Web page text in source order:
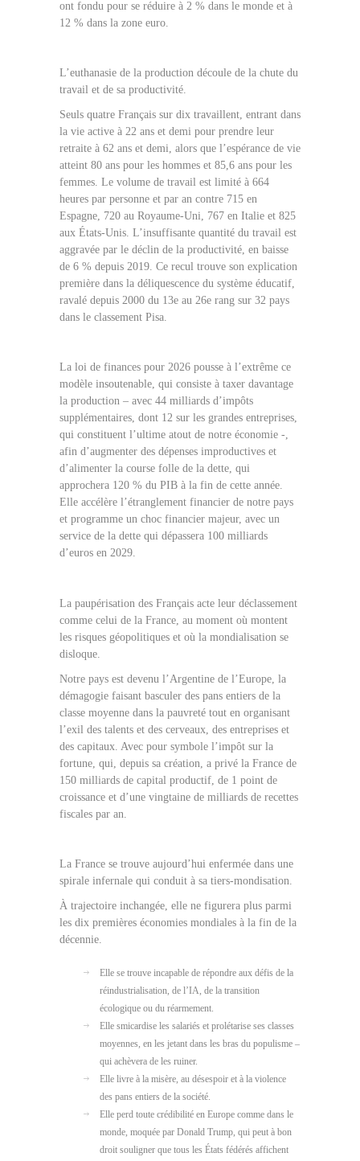
ont fondu pour se réduire à 2 % dans le monde et à
12 % dans la zone euro.
L’euthanasie de la production découle de la chute du
travail et de sa productivité.
Seuls quatre Français sur dix travaillent, entrant dans
la vie active à 22 ans et demi pour prendre leur
retraite à 62 ans et demi, alors que l’espérance de vie
atteint 80 ans pour les hommes et 85,6 ans pour les
femmes. Le volume de travail est limité à 664
heures par personne et par an contre 715 en
Espagne, 720 au Royaume-Uni, 767 en Italie et 825
aux États-Unis. L’insuffisante quantité du travail est
aggravée par le déclin de la productivité, en baisse
de 6 % depuis 2019. Ce recul trouve son explication
première dans la déliquescence du système éducatif,
ravalé depuis 2000 du 13e au 26e rang sur 32 pays
dans le classement Pisa.
La loi de finances pour 2026 pousse à l’extrême ce
modèle insoutenable, qui consiste à taxer davantage
la production – avec 44 milliards d’impôts
supplémentaires, dont 12 sur les grandes entreprises,
qui constituent l’ultime atout de notre économie -,
afin d’augmenter des dépenses improductives et
d’alimenter la course folle de la dette, qui
approchera 120 % du PIB à la fin de cette année.
Elle accélère l’étranglement financier de notre pays
et programme un choc financier majeur, avec un
service de la dette qui dépassera 100 milliards
d’euros en 2029.
La paupérisation des Français acte leur déclassement
comme celui de la France, au moment où montent
les risques géopolitiques et où la mondialisation se
disloque.
Notre pays est devenu l’Argentine de l’Europe, la
démagogie faisant basculer des pans entiers de la
classe moyenne dans la pauvreté tout en organisant
l’exil des talents et des cerveaux, des entreprises et
des capitaux. Avec pour symbole l’impôt sur la
fortune, qui, depuis sa création, a privé la France de
150 milliards de capital productif, de 1 point de
croissance et d’une vingtaine de milliards de recettes
fiscales par an.
La France se trouve aujourd’hui enfermée dans une
spirale infernale qui conduit à sa tiers-mondisation.
À trajectoire inchangée, elle ne figurera plus parmi
les dix premières économies mondiales à la fin de la
décennie.
Elle se trouve incapable de répondre aux défis de la
réindustrialisation, de l’IA, de la transition
écologique ou du réarmement.
Elle smicardise les salariés et prolétarise ses classes
moyennes, en les jetant dans les bras du populisme –
qui achèvera de les ruiner.
Elle livre à la misère, au désespoir et à la violence
des pans entiers de la société.
Elle perd toute crédibilité en Europe comme dans le
monde, moquée par Donald Trump, qui peut à bon
droit souligner que tous les États fédérés affichent